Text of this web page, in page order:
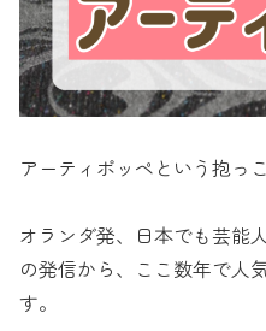
アーティポッペという抱っ
オランダ発、日本でも芸能
の発信から、ここ数年で人
す。